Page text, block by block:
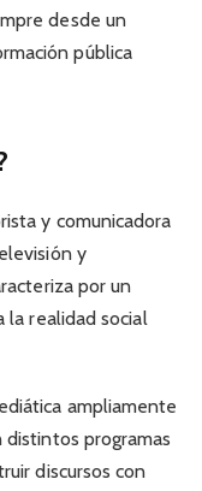
desde un
pública
y comunicadora
y
por un
la realidad social
ampliamente
programas
discursos con